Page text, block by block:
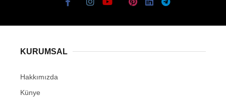
KURUMSAL
Hakkımızda
Künye